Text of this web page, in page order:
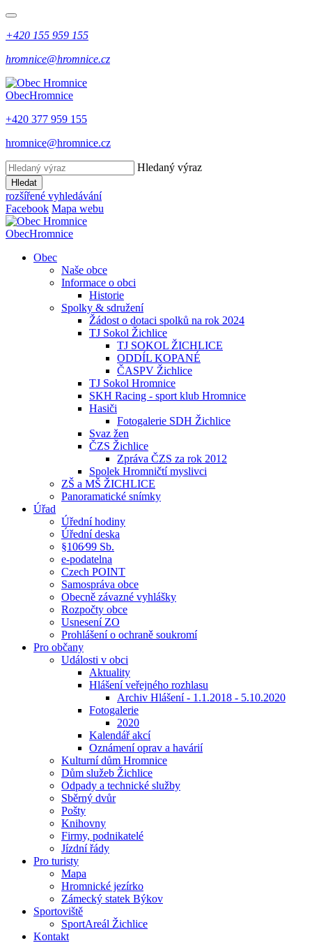
+420 155 959 155
hromnice@hromnice.cz
ObecHromnice
+420 377 959 155
hromnice@hromnice.cz
Hledaný výraz
Hledat
rozšířené vyhledávání
Facebook Mapa webu
ObecHromnice
Obec
Naše obce
Informace o obci
Historie
Spolky & sdružení
Žádost o dotaci spolků na rok 2024
TJ Sokol Žichlice
TJ SOKOL ŽICHLICE
ODDÍL KOPANÉ
ČASPV Žichlice
TJ Sokol Hromnice
SKH Racing - sport klub Hromnice
Hasiči
Fotogalerie SDH Žichlice
Svaz žen
ČZS Žichlice
Zpráva ČZS za rok 2012
Spolek Hromničtí myslivci
ZŠ a MŠ ŽICHLICE
Panoramatické snímky
Úřad
Úřední hodiny
Úřední deska
§106⁄99 Sb.
e-podatelna
Czech POINT
Samospráva obce
Obecně závazné vyhlášky
Rozpočty obce
Usnesení ZO
Prohlášení o ochraně soukromí
Pro občany
Události v obci
Aktuality
Hlášení veřejného rozhlasu
Archiv Hlášení - 1.1.2018 - 5.10.2020
Fotogalerie
2020
Kalendář akcí
Oznámení oprav a havárií
Kulturní dům Hromnice
Dům služeb Žichlice
Odpady a technické služby
Sběrný dvůr
Pošty
Knihovny
Firmy, podnikatelé
Jízdní řády
Pro turisty
Mapa
Hromnické jezírko
Zámecký statek Býkov
Sportoviště
SportAreál Žichlice
Kontakt